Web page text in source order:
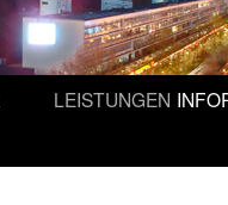
LEISTUNGEN